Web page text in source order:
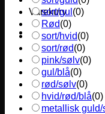
Varekurv
sort/gul (0)
Rød(0)
sort/hvid(0)
sort/rød(0)
pink/sølv(0)
gul/blå(0)
rød/sølv(0)
hvid/rød/blå(0)
metallisk